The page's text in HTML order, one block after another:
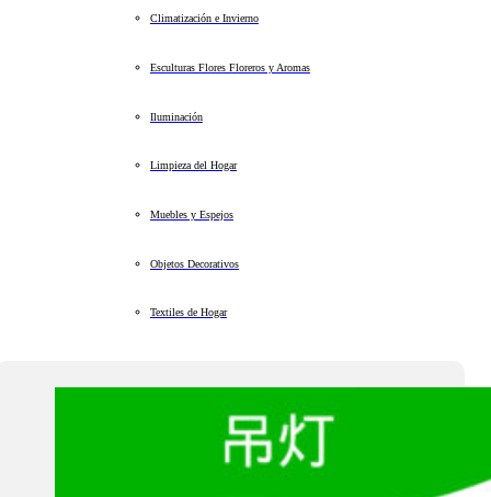
Climatización e Invierno
Esculturas Flores Floreros y Aromas
Iluminación
Limpieza del Hogar
Muebles y Espejos
Objetos Decorativos
Textiles de Hogar